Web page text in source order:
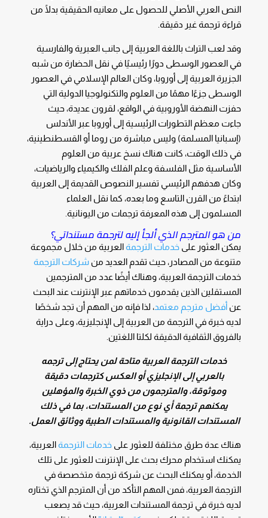
النص العربي الأصلي للحصول على معانيه الحقيقية بدلًا من
قراءة ترجمة غير دقيقة.
وقد لعب التراث باللغة العربية إلى جانب العبرية والفارسية
في العصور الوسطى دورًا رئيسيًا في نقل الحضارة من شبه
الجزيرة العربية إلى أوروبا، وكان العالم الإسلامي في العصور
الوسطى جزءًا مهمًا من العلوم والتكنولوجيا الدولية التي
حفزت النهضة الأوروبية في الواقع، لقرون عديدة، حيث
جاءت معظم التطورات الرئيسية إلى أوروبا عبر الأندلس
(إسبانيا المسلمة) وليس مباشرة من روما أو القسطنطينية،
في ذلك الوقت، كانت هناك نسخ عربية من العلوم
الأساسية مثل الفلسفة وعلم الفلك والكيمياء والرياضيات،
وكان هدفهم الرئيسي تفسير النصوص القديمة إلى العربية
ابتداءً من القرن التاسع وما بعده، كما نقل العلماء
المسلمون إلى هذه المعرفة ترجمات من اليونانية.
من هو المترجم الذي ألجأ إليه لترجمة مستنداتي؟
يمكن العثور على خدمات الترجمةالعربية من خلال مجموعة
متنوعة من المصادر، حيث تقدم العديد من شركات الترجمة
خدمات الترجمة العربية، وهناك أيضًا عدد من المترجمين
المستقلين الذين يقدمون خدماتهم عبر الإنترنت عند البحث
عن أفضل مترجم معتمد، لذا فإنه من المهم أن تجد شخصًا
لديه خبرة في الترجمة من العربية إلى الإنجليزية، وعلى دراية
بالفروق الثقافية الدقيقة لكلتا اللغتين.
خدمات الترجمة العربية متاحة لمن يحتاج إلى ترجمه
بالعربي إلى الإنجليزي أو العكس كترجمات دقيقة
وموثوقة، والمترجمون من ذوي الخبرة والمؤهلين
يمكنهم ترجمة أي نوع من المستندات، بما في ذلك
المستندات القانونية والمستندات الطبية ووثائق العمل.
هناك عدة طرق مختلفة للعثور على خدمات الترجمةالعربية،
يمكنك استخدام محرك بحث على الإنترنت للعثور على تلك
الخدمة، أو يمكنك البحث عن شركة ترجمة متخصصة في
الترجمة العربية، فمن المهم التأكد من أن المترجم الذي تختاره
لديه خبرة في ترجمة المستندات العربية، حيث قد يصعب